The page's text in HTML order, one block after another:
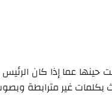
حينها عما إذا كان
بكلمات غير مترابطة